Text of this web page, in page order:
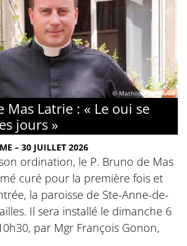
© Mathilde Rambaud
Mas Latrie : « Le oui se
jours »
– 30 JUILLET 2026
ordination, le P. Bruno de Mas
curé pour la première fois et
la paroisse de Ste-Anne-de-
Il sera installé le dimanche 6
par Mgr François Gonon,